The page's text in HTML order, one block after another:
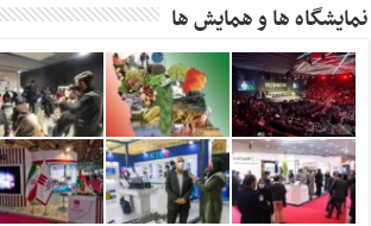
نمایشگاه ها و همایش ها